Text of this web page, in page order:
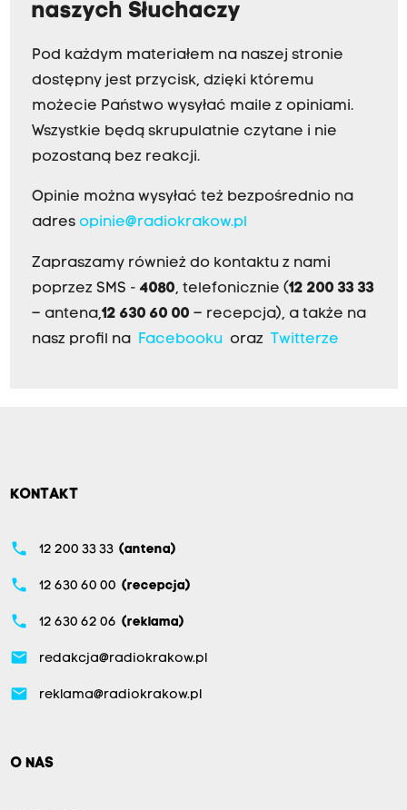
naszych Słuchaczy
Pod każdym materiałem na naszej stronie
dostępny jest przycisk, dzięki któremu
możecie Państwo wysyłać maile z opiniami.
Wszystkie będą skrupulatnie czytane i nie
pozostaną bez reakcji.
Opinie można wysyłać też bezpośrednio na
adres opinie@radiokrakow.pl
Zapraszamy również do kontaktu z nami
poprzez SMS - 4080, telefonicznie (12 200 33 33
– antena,12 630 60 00 – recepcja), a także na
nasz profil na
Facebookuoraz Twitterze
KONTAKT
phone 12 200 33 33 (antena)
phone 12 630 60 00 (recepcja)
phone 12 630 62 06 (reklama)
email redakcja@radiokrakow.pl
email reklama@radiokrakow.pl
O NAS